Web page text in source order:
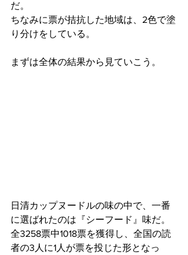
だ。
ちなみに票が拮抗した地域は、2色で塗
り分けをしている。
まずは全体の結果から見ていこう。
日清カップヌードルの味の中で、一番
に選ばれたのは『シーフード』味だ。
全3258票中1018票を獲得し、全国の読
者の3人に1人が票を投じた形となっ